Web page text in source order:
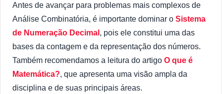
Antes de avançar para problemas mais complexos de
Análise Combinatória, é importante dominar o Sistema
de Numeração Decimal , pois ele constitui uma das
bases da contagem e da representação dos números.
Também recomendamos a leitura do artigo O que é
Matemática?, que apresenta uma visão ampla da
disciplina e de suas principais áreas.